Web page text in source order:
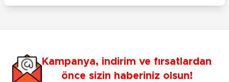
Kampanya, indirim ve fırsatlardan
önce sizin haberiniz olsun!